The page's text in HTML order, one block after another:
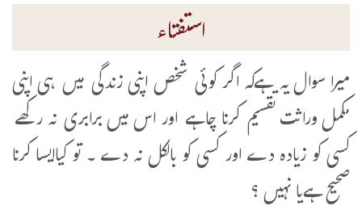
استفتاء
میرا سوال یہ ہےکہ اگر کوئی شخص اپنی زندگی میں ہی اپنی
مکمل وراثت تقسیم کرنا چاہے اور اس میں برابری نہ رکھے
کسی کو زیادہ دے اور کسی کو بالکل نہ دے ۔ تو کیاایسا کرنا
صحیح ہےیا نہیں ؟